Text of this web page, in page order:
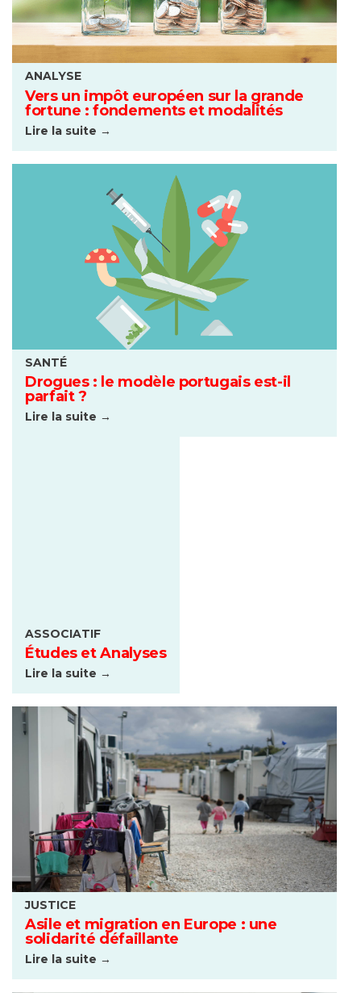
ANALYSE
Vers un impôt européen sur la grande
fortune : fondements et modalités
Lire la suite →
SANTÉ
Drogues : le modèle portugais est-il
parfait ?
Lire la suite →
ASSOCIATIF
Études et Analyses
Lire la suite →
JUSTICE
Asile et migration en Europe : une
solidarité défaillante
Lire la suite →